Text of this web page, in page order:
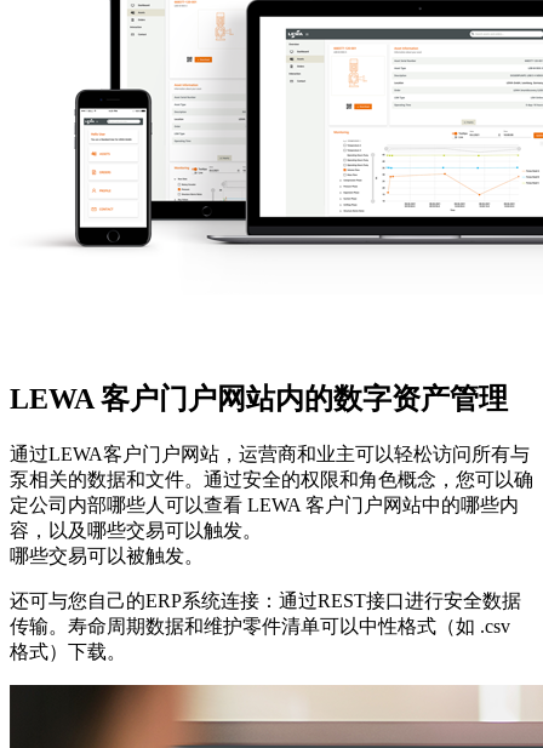
LEWA 客户门户网站内的数字资产管理
通过LEWA客户门户网站，运营商和业主可以轻松访问所有与
泵相关的数据和文件。通过安全的权限和角色概念，您可以确
定公司内部哪些人可以查看 LEWA 客户门户网站中的哪些内
容，以及哪些交易可以触发。
哪些交易可以被触发。
还可与您自己的ERP系统连接：通过REST接口进行安全数据
传输。寿命周期数据和维护零件清单可以中性格式（如 .csv
格式）下载。